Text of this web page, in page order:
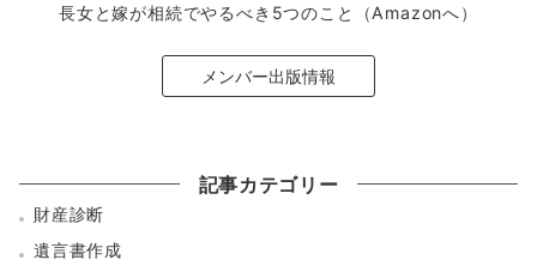
長女と嫁が相続でやるべき5つのこと（Amazonへ）
メンバー出版情報
記事カテゴリー
財産診断
遺言書作成